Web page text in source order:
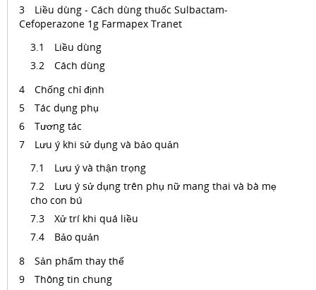
Liều dùng - Cách dùng thuốc Sulbactam-
Cefoperazone 1g Farmapex Tranet
Liều dùng
Cách dùng
Chống chỉ định
Tác dụng phụ
Tương tác
Lưu ý khi sử dụng và bảo quản
Lưu ý và thận trọng
Lưu ý sử dụng trên phụ nữ mang thai và bà mẹ
cho con bú
Xử trí khi quá liều
Bảo quản
Sản phẩm thay thế
Thông tin chung